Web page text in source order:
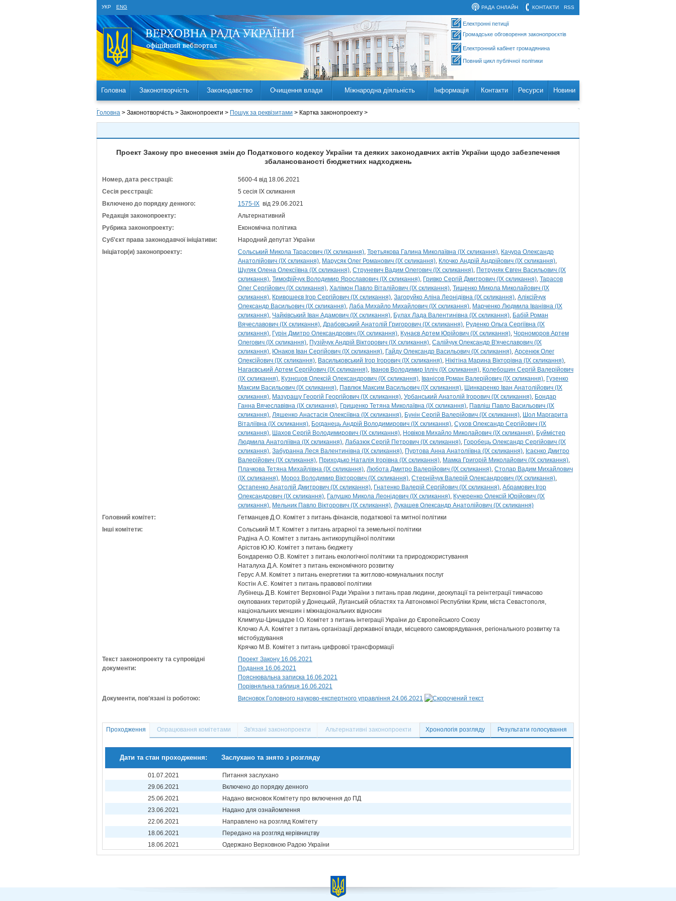
УКР ENG RSS
КОНТАКТИ
РАДА ОНЛАЙН
Електронні петиції
Громадське обговорення законопроєктів
Електронний кабінет громадянина
Повний цикл публічної політики
Головна Законотворчість Законодавство Очищення влади Міжнародна діяльність Інформація Контакти Ресурси Новини
Головна > Законотворчість > Законопроекти > Пошук за реквізитами > Картка законопроекту >
Проект Закону про внесення змін до Податкового кодексу України та деяких законодавчих актів України щодо забезпечення
збалансованості бюджетних надходжень
Номер, дата реєстрації:
5600-4 від 18.06.2021
Сесія реєстрації:
5 сесія IX скликання
Включено до порядку денного:
1575-ІХ від 29.06.2021
Редакція законопроекту:
Альтернативний
Рубрика законопроекту:
Економічна політика
Суб'єкт права законодавчої ініціативи:
Народний депутат України
Ініціатор(и) законопроекту:
Сольський Микола Тарасович (IX скликання) Третьякова Галина Миколаївна (IX скликання) Качура Олександр
Анатолійович (IX скликання) Марусяк Олег Романович (IX скликання) Клочко Андрій Андрійович (IX скликання)
Шуляк Олена Олексіївна (IX скликання) Струневич Вадим Олегович (IX скликання) Петруняк Євген Васильович (IX
скликання) Тимофійчук Володимир Ярославович (IX скликання) Гривко Сергій Дмитрович (IX скликання) Тарасов
Олег Сергійович (IX скликання) Халімон Павло Віталійович (IX скликання) Тищенко Микола Миколайович (IX
скликання) Кривошеєв Ігор Сергійович (IX скликання) Загоруйко Аліна Леонідівна (IX скликання) Аліксійчук
Олександр Васильович (IX скликання) Лаба Михайло Михайлович (IX скликання) Марченко Людмила Іванівна (IX
скликання) Чайківський Іван Адамович (IX скликання) Булах Лада Валентинівна (IX скликання) Бабій Роман
Вячеславович (IX скликання) Драбовський Анатолій Григорович (IX скликання) Руденко Ольга Сергіївна (IX
скликання) Гурін Дмитро Олександрович (IX скликання) Кунаєв Артем Юрійович (IX скликання) Чорноморов Артем
Олегович (IX скликання) Пузійчук Андрій Вікторович (IX скликання) Салійчук Олександр В'ячеславович (IX
скликання) Юнаков Іван Сергійович (IX скликання) Гайду Олександр Васильович (IX скликання) Арсенюк Олег
Олексійович (IX скликання) Васильковський Ігор Ігорович (IX скликання) Нікітіна Марина Вікторівна (IX скликання)
Нагаєвський Артем Сергійович (IX скликання)
Іванов Володимир Ілліч (IX скликання) Колебошин Сергій Валерійович
(IX скликання) Кузнєцов Олексій Олександрович (IX скликання) Іванісов Роман Валерійович (IX скликання) Гузенко
Максим Васильович (IX скликання) Павлюк Максим Васильович (IX скликання) Шинкаренко Іван Анатолійович (IX
скликання) Мазурашу Георгій Георгійович (IX скликання) Урбанський Анатолій Ігорович (IX скликання) Бондар
Ганна Вячеславівна (IX скликання) Грищенко Тетяна Миколаївна (IX скликання) Павліш Павло Васильович (IX
скликання) Ляшенко Анастасія Олексіївна (IX скликання) Бунін Сергій Валерійович (IX скликання) Шол Маргарита
Віталіївна (IX скликання) Богданець Андрій Володимирович (IX скликання) Сухов Олександр Сергійович (IX
скликання) Шахов Сергій Володимирович (IX скликання) Новіков Михайло Миколайович (IX скликання) Буймістер
Людмила Анатоліївна (IX скликання) Лабазюк Сергій Петрович (IX скликання) Горобець Олександр Сергійович (IX
скликання) Забуранна Леся Валентинівна (IX скликання) Пуртова Анна Анатоліївна (IX скликання)
Ісаєнко Дмитро
Валерійович (IX скликання) Приходько Наталія Ігорівна (IX скликання) Мамка Григорій Миколайович (IX скликання)
Плачкова Тетяна Михайлівна (IX скликання) Любота Дмитро Валерійович (IX скликання) Столар Вадим Михайлович
(IX скликання) Мороз Володимир Вікторович (IX скликання) Стернійчук Валерій Олександрович (IX скликання)
Остапенко Анатолій Дмитрович (IX скликання) Гнатенко Валерій Сергійович (IX скликання) Абрамович Ігор
Олександрович (IX скликання) Галушко Микола Леонідович (IX скликання) Кучеренко Олексій Юрійович (IX
скликання) Мельник Павло Вікторович (IX скликання) Лукашев Олександр Анатолійович (IX скликання)
Головний комітет:
Гетманцев Д.О. Комітет з питань фінансів, податкової та митної політики
Інші комітети:
Сольський М.Т. Комітет з питань аграрної та земельної політики
Радіна А.О. Комітет з питань антикорупційної політики
Арістов Ю.Ю. Комітет з питань бюджету
Бондаренко О.В. Комітет з питань екологічної політики та природокористування
Наталуха Д.А. Комітет з питань економічного розвитку
Герус А.М. Комітет з питань енергетики та житлово-комунальних послуг
Костін А.Є. Комітет з питань правової політики
Лубінець Д.В. Комітет Верховної Ради України з питань прав людини, деокупації та реінтеграції тимчасово
окупованих територій у Донецькій, Луганській областях та Автономної Республіки Крим, міста Севастополя,
національних меншин і міжнаціональних відносин
Климпуш-Цинцадзе І.О. Комітет з питань інтеграції України до Європейського Союзу
Клочко А.А. Комітет з питань організації державної влади, місцевого самоврядування, регіонального розвитку та
містобудування
Крячко М.В. Комітет з питань цифрової трансформації
Текст законопроекту та супровідні
документи:
Проект Закону 16.06.2021
Подання 16.06.2021
Пояснювальна записка 16.06.2021
Порівняльна таблиця 16.06.2021
Документи, пов'язані із роботою:
Висновок Головного науково-експертного управління 24.06.2021
Проходження Опрацювання комітетами Зв'язані законопроекти Альтернативні законопроекти Хронологія розгляду Результати голосування
Дати та стан проходження: Заслухано та знято з розгляду
01.07.2021
Питання заслухано
29.06.2021
Включено до порядку денного
25.06.2021
Надано висновок Комітету про включення до ПД
23.06.2021
Надано для ознайомлення
22.06.2021
Направлено на розгляд Комітету
18.06.2021
Передано на розгляд керівництву
18.06.2021
Одержано Верховною Радою України